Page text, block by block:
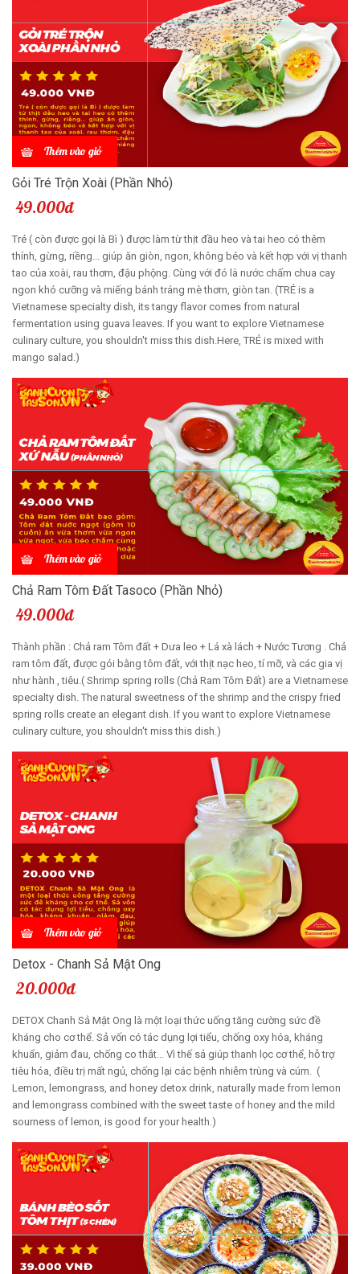
Thêm vào giỏ
Gỏi Tré Trộn Xoài (Phần Nhỏ)
49.000đ
Tré ( còn được gọi là Bì ) được làm từ thịt đầu heo và tai heo có thêm
thính, gừng, riềng... giúp ăn giòn, ngon, không béo và kết hợp với vị thanh
tao của xoài, rau thơm, đậu phộng. Cùng với đó là nước chấm chua cay
ngon khó cưỡng và miếng bánh tráng mè thơm, giòn tan. (TRÉ is a
Vietnamese specialty dish, its tangy flavor comes from natural
fermentation using guava leaves. If you want to explore Vietnamese
culinary culture, you shouldn't miss this dish.Here, TRÉ is mixed with
mango salad.)
Thêm vào giỏ
Chả Ram Tôm Đất Tasoco (Phần Nhỏ)
49.000đ
Thành phần : Chả ram Tôm đất + Dưa leo + Lá xà lách + Nước Tương . Chả
ram tôm đất, được gói bằng tôm đất, với thịt nạc heo, tí mỡ, và các gia vị
như hành , tiêu.( Shrimp spring rolls (Chả Ram Tôm Đất) are a Vietnamese
specialty dish. The natural sweetness of the shrimp and the crispy fried
spring rolls create an elegant dish. If you want to explore Vietnamese
culinary culture, you shouldn't miss this dish.)
Thêm vào giỏ
Detox - Chanh Sả Mật Ong
20.000đ
DETOX Chanh Sả Mật Ong là một loại thức uống tăng cường sức đề
kháng cho cơ thể. Sả vốn có tác dụng lợi tiểu, chống oxy hóa, kháng
khuẩn, giảm đau, chống co thắt... Vì thế sả giúp thanh lọc cơ thể, hỗ trợ
tiêu hóa, điều trị mất ngủ, chống lại các bệnh nhiễm trùng và cúm. (
Lemon, lemongrass, and honey detox drink, naturally made from lemon
and lemongrass combined with the sweet taste of honey and the mild
sourness of lemon, is good for your health.)